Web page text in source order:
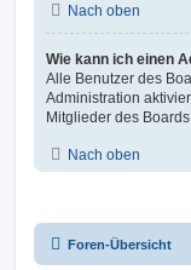
Nach oben
Wie kann ich einen
Alle Benutzer des
Administration
Mitglieder des
Nach oben
Foren-Übersicht